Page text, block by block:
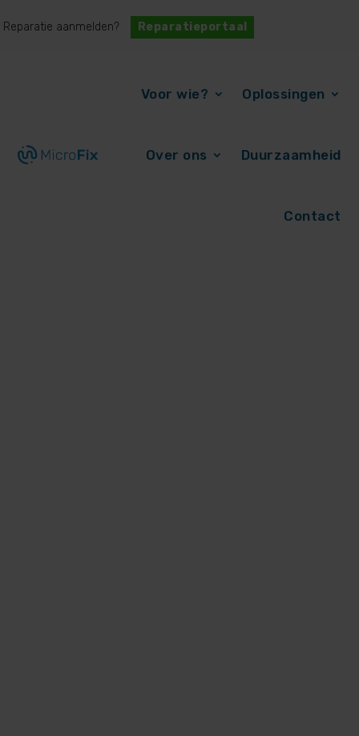
Reparatie aanmelden? Reparatieportaal
Voor wie? Oplossingen
Over ons Duurzaamheid
Contact